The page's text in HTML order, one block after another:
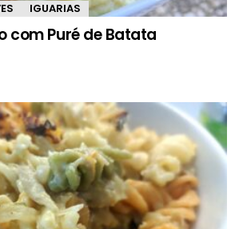
IGUARIAS
com Puré de Batata